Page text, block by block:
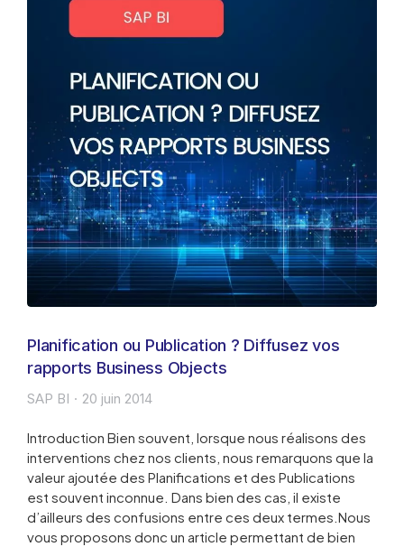
Planification ou Publication ? Diffusez vos
rapports Business Objects
SAP BI 20 juin 2014
Introduction Bien souvent, lorsque nous réalisons des
interventions chez nos clients, nous remarquons que la
valeur ajoutée des Planifications et des Publications
est souvent inconnue. Dans bien des cas, il existe
d’ailleurs des confusions entre ces deux termes.Nous
vous proposons donc un article permettant de bien